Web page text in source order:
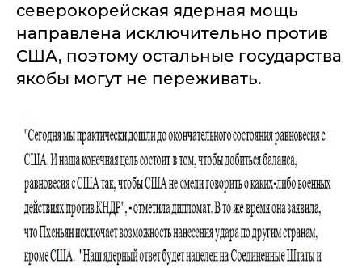
северокорейская ядерная мощь
направлена исключительно против
США, поэтому остальные государства
якобы могут не переживать.